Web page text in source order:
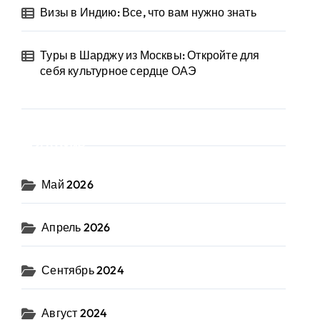
Визы в Индию: Все, что вам нужно знать
Туры в Шарджу из Москвы: Откройте для
себя культурное сердце ОАЭ
Май 2026
Апрель 2026
Сентябрь 2024
Август 2024